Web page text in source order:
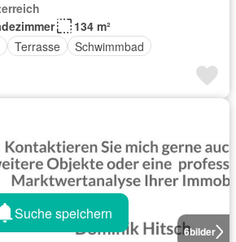
134 m²
Terrasse Schwimmbad
6bilder
Suche speichern